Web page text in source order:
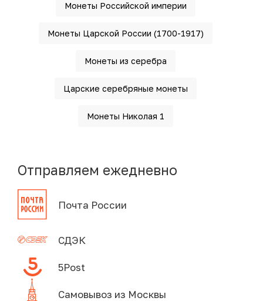
Монеты Российской империи
Монеты Царской России (1700-1917)
Монеты из серебра
Царские серебряные монеты
Монеты Николая 1
Отправляем ежедневно
Почта России
СДЭК
5Post
Самовывоз из Москвы